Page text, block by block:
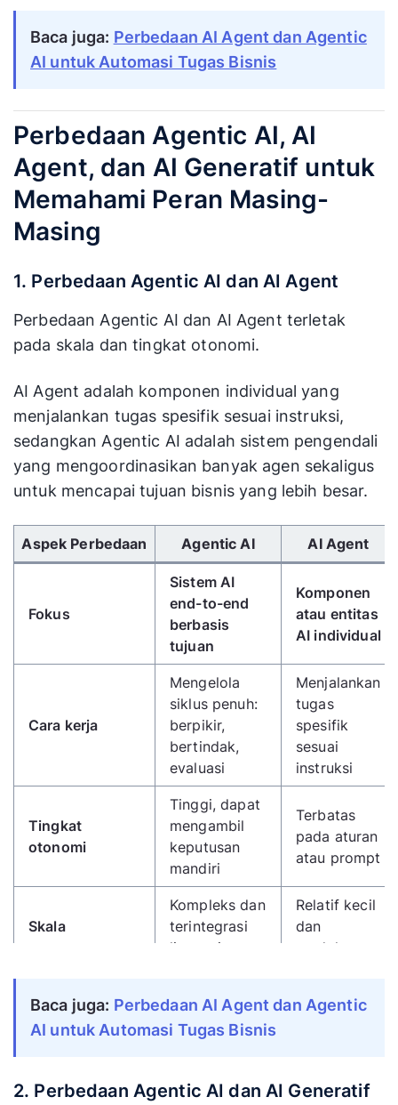
Baca juga: Perbedaan AI Agent dan Agentic
AI untuk Automasi Tugas Bisnis
Perbedaan Agentic AI, AI
Agent, dan AI Generatif untuk
Memahami Peran Masing-
Masing
1. Perbedaan Agentic AI dan AI Agent
Perbedaan Agentic AI dan AI Agent terletak
pada skala dan tingkat otonomi.
AI Agent adalah komponen individual yang
menjalankan tugas spesifik sesuai instruksi,
sedangkan Agentic AI adalah sistem pengendali
yang mengoordinasikan banyak agen sekaligus
untuk mencapai tujuan bisnis yang lebih besar.
Gunakan tombol panah kiri/kanan untuk
Aspek Perbedaan Agentic AI AI Agent
Fokus
Sistem AI
end-to-end
berbasis
tujuan
Komponen
atau entitas
AI individual
Cara kerja
Mengelola
siklus penuh:
berpikir,
bertindak,
evaluasi
Menjalankan
tugas
spesifik
sesuai
instruksi
Tingkat
otonomi
Tinggi, dapat
mengambil
keputusan
mandiri
Terbatas
pada aturan
atau prompt
Skala
Kompleks dan
terintegrasi
lintas sistem
Relatif kecil
dan
modular
Peran
proses dan
keputusan
tugas
Adaptasi
menyesuaikan
statis atau
Baca juga: Perbedaan AI Agent dan Agentic
AI untuk Automasi Tugas Bisnis
2. Perbedaan Agentic AI dan AI Generatif